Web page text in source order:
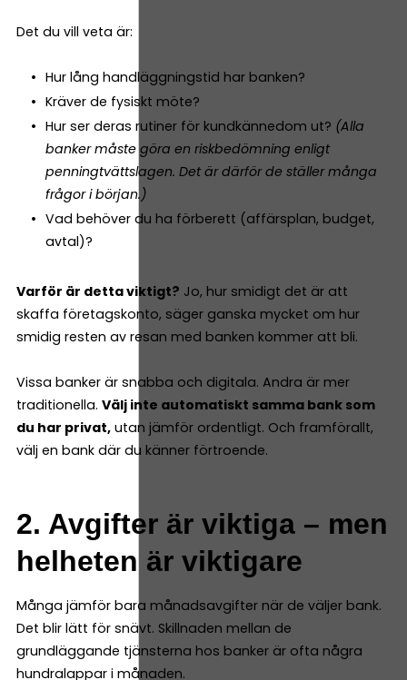
Det du vill veta är:
Hur lång handläggningstid har banken?
Kräver de fysiskt möte?
Hur ser deras rutiner för kundkännedom ut? (Alla
banker måste göra en riskbedömning enligt
penningtvättslagen. Det är därför de ställer många
frågor i början.)
Vad behöver du ha förberett (affärsplan, budget,
avtal)?
Varför är detta viktigt? Jo, hur smidigt det är att
skaffa företagskonto, säger ganska mycket om hur
smidig resten av resan med banken kommer att bli.
Vissa banker är snabba och digitala. Andra är mer
traditionella. Välj inte automatiskt samma bank som
du har privat, utan jämför ordentligt. Och framförallt,
välj en bank där du känner förtroende.
2. Avgifter är viktiga – men
helheten är viktigare
Många jämför bara månadsavgifter när de väljer bank.
Det blir lätt för snävt. Skillnaden mellan de
grundläggande tjänsterna hos banker är ofta några
hundralappar i månaden.